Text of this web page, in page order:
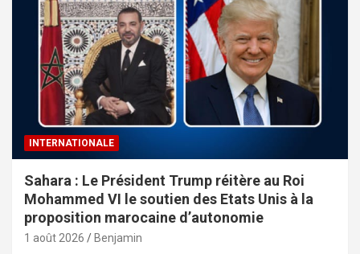
INTERNATIONALE
Sahara : Le Président Trump réitère au Roi
Mohammed VI le soutien des Etats Unis à la
proposition marocaine d’autonomie
1 août 2026 Benjamin